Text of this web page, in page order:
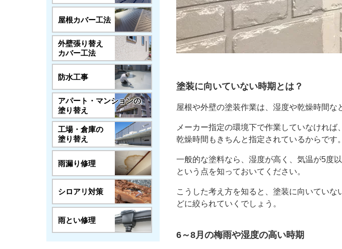
屋根カバー工法
外壁張り替え
カバー工法
防水工事
アパート・マンションの
塗り替え
工場・倉庫の
塗り替え
雨漏り修理
シロアリ対策
雨とい修理
塗装に向いていない時期とは？
屋根や外壁の塗装作業は、湿度や乾燥時間な
メーカー指定の環境下で作業していなけれ
乾燥時間もきちんと指定されているからです。
一般的な塗料なら、湿度が高く、気温が5度
という点を知っておいてください。
こうした考え方を知ると、塗装に向いてい
どに絞られていくでしょう。
6～8月の梅雨や湿度の高い時期